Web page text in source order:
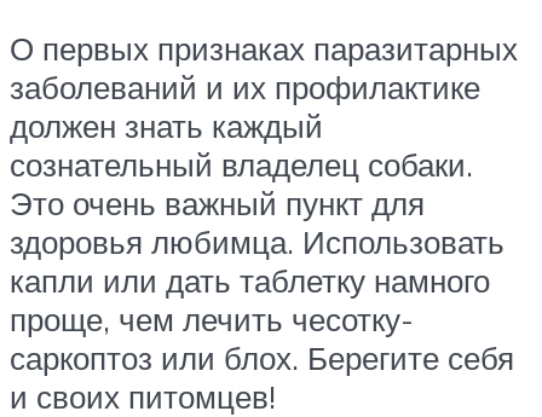
О первых признаках паразитарных
заболеваний и их профилактике
должен знать каждый
сознательный владелец собаки.
Это очень важный пункт для
здоровья любимца. Использовать
капли или дать таблетку намного
проще, чем лечить чесотку-
саркоптоз или блох. Берегите себя
и своих питомцев!